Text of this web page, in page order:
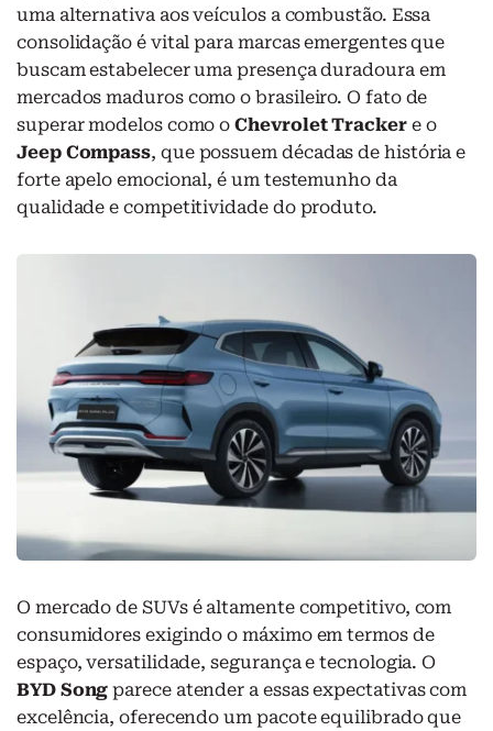
uma alternativa aos veículos a combustão. Essa
consolidação é vital para marcas emergentes que
buscam estabelecer uma presença duradoura em
mercados maduros como o brasileiro. O fato de
superar modelos como oChevrolet Trackere o
Jeep Compass, que possuem décadas de história e
forte apelo emocional, é um testemunho da
qualidade e competitividade do produto.
O mercado de SUVs é altamente competitivo, com
consumidores exigindo o máximo em termos de
espaço, versatilidade, segurança e tecnologia. O
BYD Song parece atender a essas expectativas com
excelência, oferecendo um pacote equilibrado que